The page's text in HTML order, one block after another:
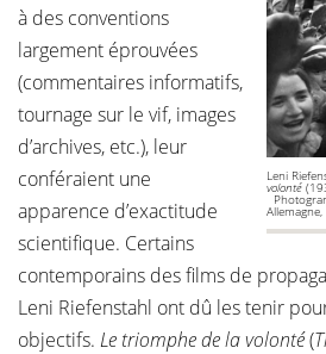
Leni
volonté
à des conventions
largement éprouvées
(commentaires informatifs,
tournage sur le vif, images
d’archives, etc.), leur
conféraient une
apparence d’exactitude
scientifique. Certains
contemporains des films de
Leni Riefenstahl ont dû les tenir
objectifs. Le triomphe de la volonté(